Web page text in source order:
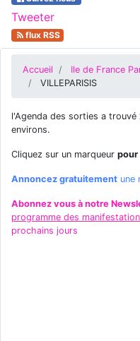
Tweeter
flux RSS
Accueil Ile de France
VILLEPARISIS
l'Agenda des sorties a trouvé
environs.
Cliquez sur un marqueur pour
Annoncez gratuitement une
Abonnez vous à notre
programme des
prochains jours